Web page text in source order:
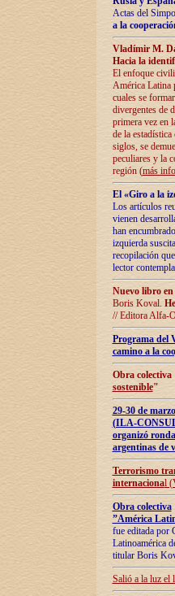
Actas del
a la
Vladímir M.
Hacia la
El enfoque
América Latina
cuales se
divergentes de
primera vez en
de la
siglos, se
peculiares y la
región (más
El «Giro a la
Los artículos
vienen
han
izquierda
recopilación
lector
Nuevo libro
Boris Koval.
// Editora Alfa-
Programa del
camino a la
Obra
sostenible"
29-30 de
(ILA-
organizó
argentinas de
Terrorismo
internacional
Obra colectiva
”América
fue editada por
Latinoamérica
titular Boris
Salió a la luz el